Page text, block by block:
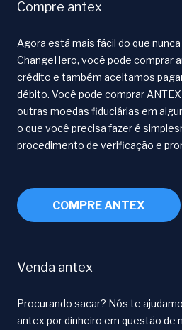
Compre antex
Agora está mais fácil do que
ChangeHero, você pode comprar
crédito e também aceitamos
débito. Você pode comprar ANTEX
outras moedas fiduciárias em
o que você precisa fazer é
procedimento de verificação e
COMPRE ANTEX
Venda antex
Procurando sacar? Nós te
antex por dinheiro em questão de